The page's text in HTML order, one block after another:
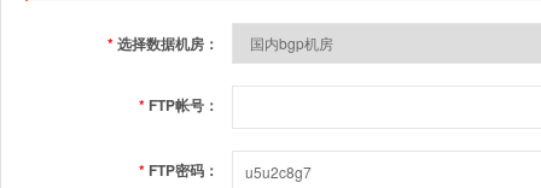
*选择数据机房：
* FTP帐号：
* FTP密码：